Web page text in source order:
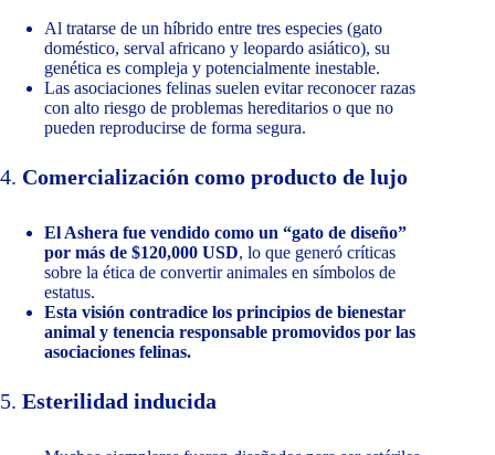
Al tratarse de un híbrido entre tres especies (gato
doméstico, serval africano y leopardo asiático), su
genética es compleja y potencialmente inestable.
Las asociaciones felinas suelen evitar reconocer razas
con alto riesgo de problemas hereditarios o que no
pueden reproducirse de forma segura.
4. Comercialización como producto de lujo
El Ashera fue vendido como un “gato de diseño”
por más de $120,000 USD, lo que generó críticas
sobre la ética de convertir animales en símbolos de
estatus.
Esta visión contradice los principios de bienestar
animal y tenencia responsable promovidos por las
asociaciones felinas.
5. Esterilidad inducida